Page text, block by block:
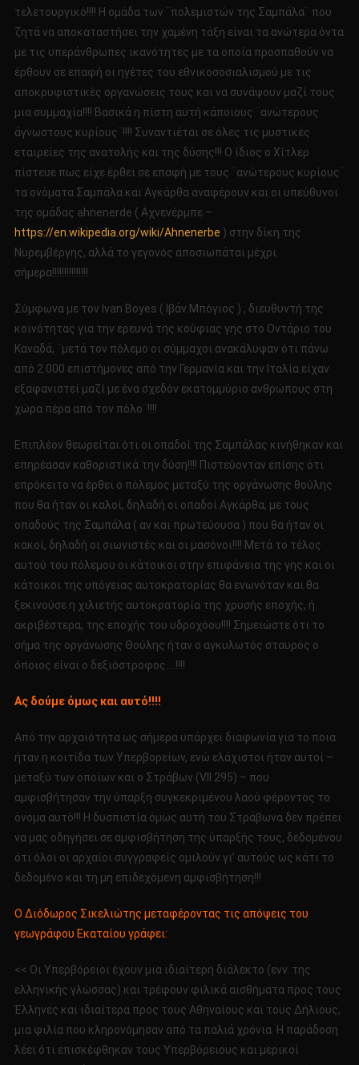
τελετουργικό!!!! Η ομάδα των ¨πολεμιστών της Σαμπάλα¨ που
ζητά να αποκαταστήσει την χαμένη τάξη είναι τα ανώτερα όντα
με τις υπεράνθρωπες ικανότητες με τα οποία προσπαθούν να
έρθουν σε επαφή οι ηγέτες του εθνικοσοσιαλισμού με τις
αποκρυφιστικές οργανώσεις τους και να συνάψουν μαζί τους
μια συμμαχία!!!! Βασικά η πίστη αυτή κάποιους ¨ανώτερους
άγνωστους κυρίους¨!!!! Συναντιέται σε όλες τις μυστικές
εταιρείες της ανατολής και της δύσης!!! Ο ίδιος ο Χίτλερ
πίστευε πως είχε έρθει σε επαφή με τους ¨ανώτερους κυρίους¨
τα ονόματα Σαμπάλα και Αγκάρθα αναφέρουν και οι υπεύθυνοι
της ομάδας ahnenerde ( Aχνενέρμπε –
https://en.wikipedia.org/wiki/Ahnenerbe ) στην δίκη της
Νυρεμβέργης, αλλά το γεγονός αποσιωπάται μέχρι
σήμερα!!!!!!!!!!!!!!!
Σύμφωνα με τον Ivan Boyes ( Ιβάν Μπόγιος ) , διευθυντή της
κοινότητας για την ερευνά της κούφιας γης στο Οντάριο του
Καναδά, ¨μετά τον πόλεμο οι σύμμαχοι ανακάλυψαν ότι πάνω
από 2.000 επιστήμονες από την Γερμανία και την Ιταλία είχαν
εξαφανιστεί μαζί με ένα σχεδόν εκατομμύριο ανθρώπους στη
χώρα πέρα από τον πόλο¨!!!!
Επιπλέον θεωρείται ότι οι οπαδοί της Σαμπάλας κινήθηκαν και
επηρέασαν καθοριστικά την δύση!!!! Πιστεύονταν επίσης ότι
επρόκειτο να έρθει ο πόλεμος μεταξύ της οργάνωσης θούλης
που θα ήταν οι καλοί, δηλαδή οι οπαδοί Αγκάρθα, με τους
οπαδούς της Σαμπάλα ( αν και πρωτεύουσα ) που θα ήταν οι
κακοί, δηλαδή οι σιωνιστές και οι μασόνοι!!!! Μετά το τέλος
αυτού του πόλεμου οι κάτοικοι στην επιφάνεια της γης και οι
κάτοικοι της υπόγειας αυτοκρατορίας θα ενωνόταν και θα
ξεκινούσε η χιλιετής αυτοκρατορία της χρυσής εποχής, ή
ακριβέστερα, της εποχής του υδροχόου!!!! Σημειώστε ότι το
σήμα της οργάνωσης Θούλης ήταν ο αγκυλωτός σταυρός ο
όποιος είναι ο δεξιόστροφος….!!!!
Ας δούμε όμως και αυτό!!!!
Από την αρχαιότητα ως σήμερα υπάρχει διαφωνία για το ποια
ήταν η κοιτίδα των Υπερβορείων, ενώ ελάχιστοι ήταν αυτοί –
μεταξύ των οποίων και ο Στράβων (VII 295) – που
αμφισβήτησαν την ύπαρξη συγκεκριμένου λαού φέροντος το
όνομα αυτό!!! Η δυσπιστία όμως αυτή του Στράβωνα δεν πρέπει
να μας οδηγήσει σε αμφισβήτηση της ύπαρξής τους, δεδομένου
ότι όλοι οι αρχαίοι συγγραφείς ομιλούν γι’ αυτούς ως κάτι το
δεδομένο και τη μη επιδεχόμενη αμφισβήτηση!!!
Ο Διόδωρος Σικελιώτης μεταφέροντας τις απόψεις του
γεωγράφου Εκαταίου γράφει:
<< Οι Υπερβόρειοι έχουν μια ιδιαίτερη διάλεκτο (ενν. της
ελληνικής γλώσσας) και τρέφουν φιλικά αισθήματα προς τους
Έλληνες και ιδιαίτερα προς τους Αθηναίους και τους Δήλιους,
μια φιλία που κληρονόμησαν από τα παλιά χρόνια. Η παράδοση
λέει ότι επισκέφθηκαν τους Υπερβόρειους και μερικοί